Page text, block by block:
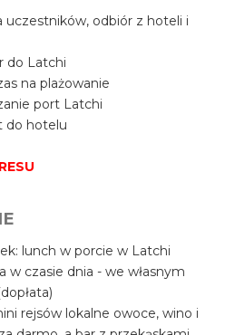
uczestników, odbiór z hoteli i
do Latchi
na plażowanie
port Latchi
hotelu
lunch w porcie w Latchi
w czasie dnia - we własnym
rejsów lokalne owoce, wino i